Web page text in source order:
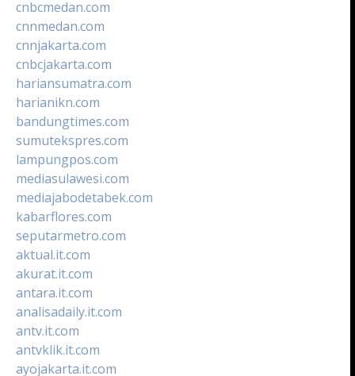
cnbcmedan.com
cnnmedan.com
cnnjakarta.com
cnbcjakarta.com
hariansumatra.com
harianikn.com
bandungtimes.com
sumutekspres.com
lampungpos.com
mediasulawesi.com
mediajabodetabek.com
kabarflores.com
seputarmetro.com
aktual.it.com
akurat.it.com
antara.it.com
analisadaily.it.com
antv.it.com
antvklik.it.com
ayojakarta.it.com